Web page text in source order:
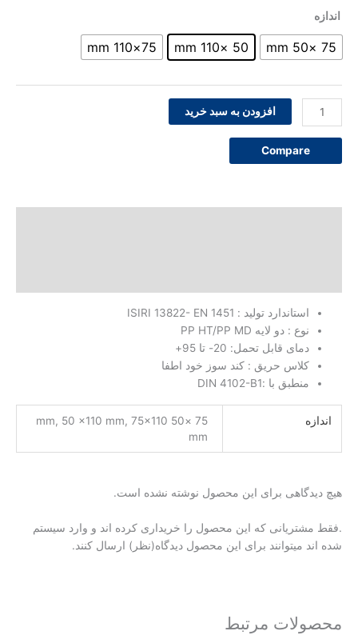
50 ×110 mm
75×110 mm
افزودن به سبد خرید
استاندارد تولید : ISIRI 13822- EN 1451
نوع : دو لایه PP HT/PP MD
دمای قابل تحمل: 20- تا 95+
کلاس حریق : کند سوز خود اطفا
منطبق با :DIN 4102-B1
75 ×50 mm, 50 ×110 mm, 75×110
برای این محصول نوشته نشده است.
که این محصول را خریداری کرده اند و وارد سیستم
میتوانند برای این محصول دیدگاه(نظر) ارسال کنند.
مرتبط